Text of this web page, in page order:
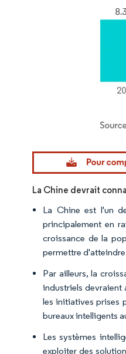
Image © Mordor Intelligence.
La Chine devrait
La Chine est l'un
principalement en
croissance de la
permettre
Par ailleurs, la
industriels devraient
les initiatives prises
bureaux intelligents
Les systèmes
exploiter des